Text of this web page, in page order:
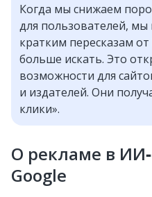
Когда мы снижаем
для пользователей, мы
кратким пересказам
больше искать. Это
возможности для
и издателей. Они
клики».
О рекламе в
Google